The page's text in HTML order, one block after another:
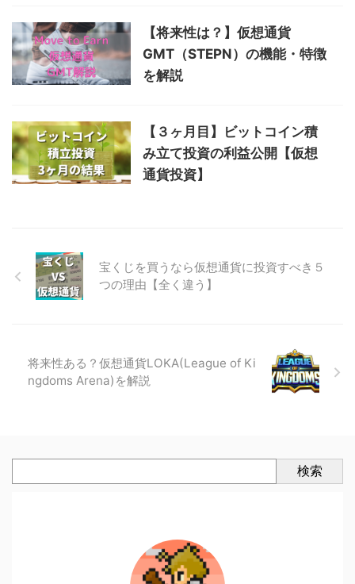
【将来性は？】仮想通貨
GMT（STEPN）の機能・特徴
を解説
【３ヶ月目】ビットコイン積
み立て投資の利益公開【仮想
通貨投資】
宝くじを買うなら仮想通貨に投資すべき５
つの理由【全く違う】
将来性ある？仮想通貨LOKA(League of Ki
ngdoms Arena)を解説
検索